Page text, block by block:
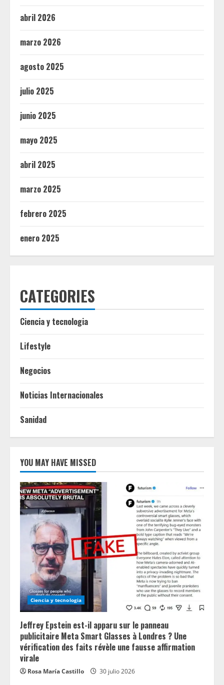
abril 2026
marzo 2026
agosto 2025
julio 2025
junio 2025
mayo 2025
abril 2025
marzo 2025
febrero 2025
enero 2025
CATEGORIES
Ciencia y tecnologia
Lifestyle
Negocios
Noticias Internacionales
Sanidad
YOU MAY HAVE MISSED
Ciencia y tecnologia
Jeffrey Epstein est-il apparu sur le panneau
publicitaire Meta Smart Glasses à Londres ? Une
vérification des faits révèle une fausse affirmation
virale
Rosa María Castillo 30 julio 2026